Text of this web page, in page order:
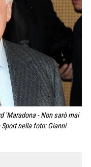
'Maradona - Non sarò mai
nella foto: Gianni